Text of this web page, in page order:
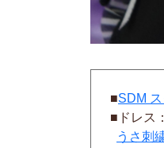
■SDM
■ドレス：
うさ刺